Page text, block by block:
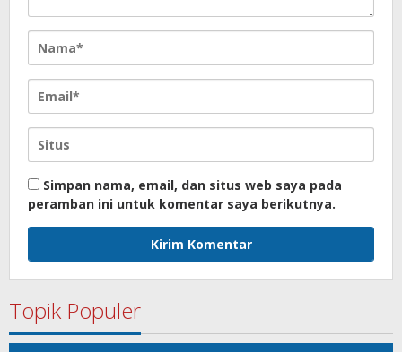
Simpan nama, email, dan situs web saya pada
peramban ini untuk komentar saya berikutnya.
Topik Populer